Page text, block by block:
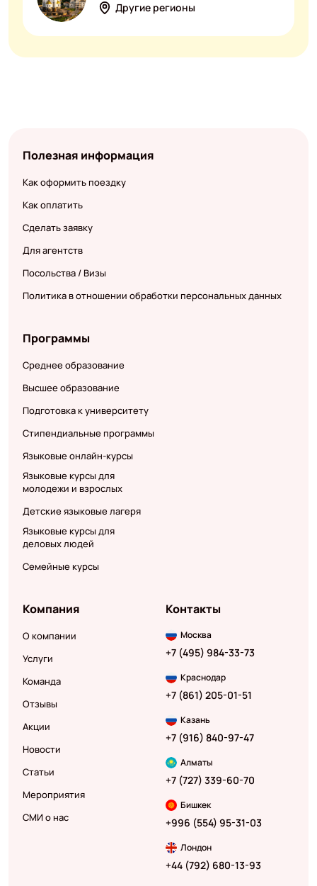
Другие регионы
Полезная информация
Как оформить поездку
Как оплатить
Сделать заявку
Для агентств
Посольства / Визы
Политика в отношении обработки персональных данных
Программы
Среднее образование
Высшее образование
Подготовка к университету
Стипендиальные программы
Языковые онлайн-курсы
Языковые курсы для
молодежи и взрослых
Детские языковые лагеря
Языковые курсы для
деловых людей
Семейные курсы
Компания
О компании
Услуги
Команда
Отзывы
Акции
Новости
Статьи
Мероприятия
СМИ о нас
Контакты
Москва
+7 (495) 984-33-73
Краснодар
+7 (861) 205-01-51
Казань
+7 (916) 840-97-47
Алматы
+7 (727) 339-60-70
Бишкек
+996 (554) 95-31-03
Лондон
+44 (792) 680-13-93